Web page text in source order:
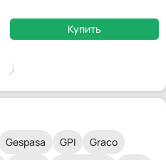
Купить
Gespasa GPI
Graco